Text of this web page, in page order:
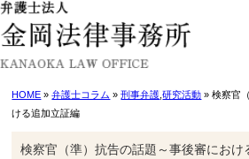
HOME »弁護士コラム »刑事弁護 ,研究活動 » 検察官
ける追加立証編
検察官（準）抗告の話題～事後審におけ